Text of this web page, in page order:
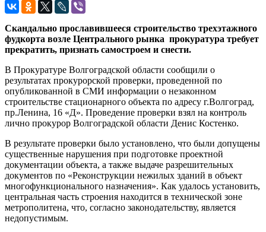
Скандально прославившееся строительство трехэтажного
фудкорта возле Центрального рынка прокуратура требует
прекратить, признать самостроем и снести.
В Прокуратуре Волгоградской области сообщили о
результатах прокурорской проверки, проведенной по
опубликованной в СМИ информации о незаконном
строительстве стационарного объекта по адресу г.Волгоград,
пр.Ленина, 16 «Д». Проведение проверки взял на контроль
лично прокурор Волгоградской области Денис Костенко.
В результате проверки было установлено, что были допущены
существенные нарушения при подготовке проектной
документации объекта, а также выдаче разрешительных
документов по «Реконструкции нежилых зданий в объект
многофункционального назначения». Как удалось установить,
центральная часть строения находится в технической зоне
метрополитена, что, согласно законодательству, является
недопустимым.